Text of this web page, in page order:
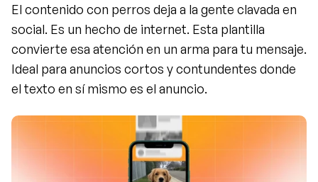
El contenido con perros deja a la gente clavada en
social. Es un hecho de internet. Esta plantilla
convierte esa atención en un arma para tu mensaje.
Ideal para anuncios cortos y contundentes donde
el texto en sí mismo es el anuncio.